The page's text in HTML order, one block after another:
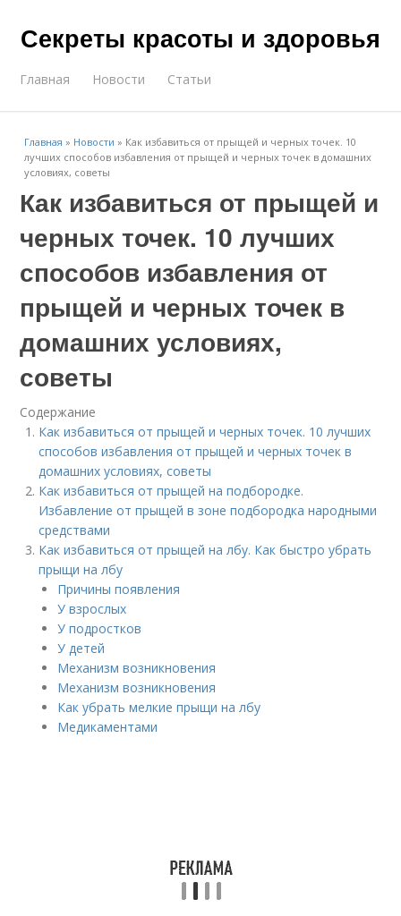
Секреты красоты и здоровья
Главная Новости Статьи
Главная » Новости » Как избавиться от прыщей и черных точек. 10
лучших способов избавления от прыщей и черных точек в домашних
условиях, советы
Как избавиться от прыщей и
черных точек. 10 лучших
способов избавления от
прыщей и черных точек в
домашних условиях,
советы
Содержание
Как избавиться от прыщей и черных точек. 10 лучших
способов избавления от прыщей и черных точек в
домашних условиях, советы
Как избавиться от прыщей на подбородке.
Избавление от прыщей в зоне подбородка народными
средствами
Как избавиться от прыщей на лбу. Как быстро убрать
прыщи на лбу
Причины появления
У взрослых
У подростков
У детей
Механизм возникновения
Механизм возникновения
Как убрать мелкие прыщи на лбу
Медикаментами